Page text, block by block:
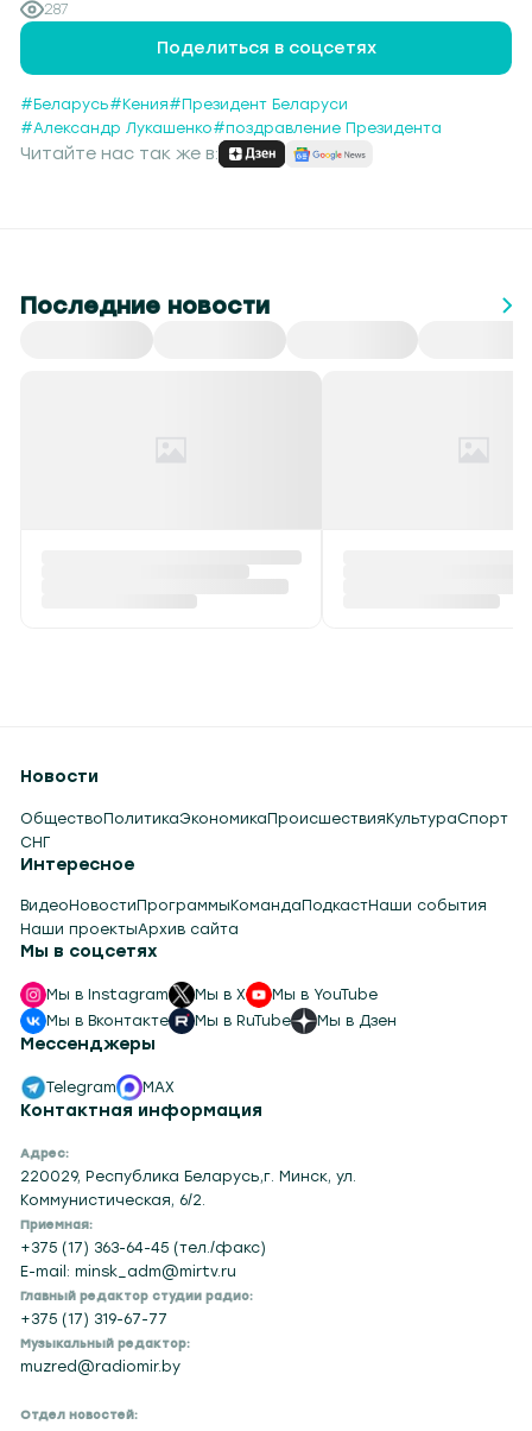
287
Поделиться в соцсетях
#Беларусь#Кения#Президент Беларуси
#Александр Лукашенко#поздравление Президента
Читайте нас так же в:
Последние новости
Контактная информация
Адрес:
220029, Республика Беларусь,г. Минск, ул.
Коммунистическая, 6/2.
Приемная:
+375 (17) 363-64-45 (тел./факс)
E-mail: minsk_adm@mirtv.ru
Главный редактор студии радио:
+375 (17) 319-67-77
Музыкальный редактор:
muzred@radiomir.by
Отдел новостей:
Новости
ОбществоПолитикаЭкономикаПроисшествияКультураСпорт
СНГ
Интересное
ВидеоНовостиПрограммыКомандаПодкастНаши события
Наши проектыАрхив сайта
Мы в соцсетях
Мы в Instagram Мы в X
Мы в YouTube
Мы в Вконтакте
Мы в RuTube Мы в Дзен
Мессенджеры
Telegram MAX